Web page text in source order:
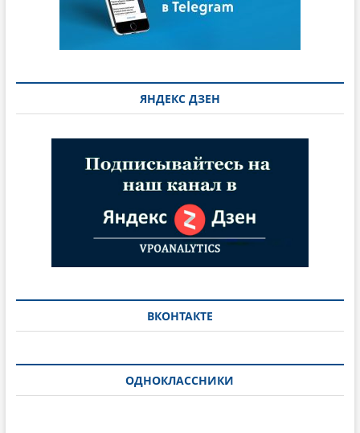
ЯНДЕКС ДЗЕН
ВКОНТАКТЕ
ОДНОКЛАССНИКИ